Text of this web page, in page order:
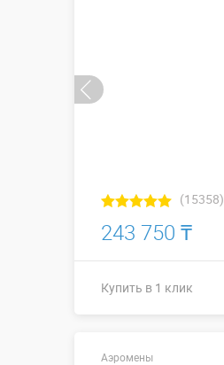
(15358)
243 750 ₸
Купить в 1 клик
Аэромены